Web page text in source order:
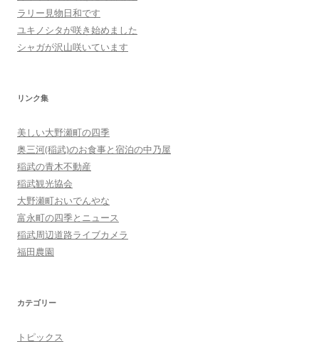
ラリー見物日和です
ユキノシタが咲き始めました
シャガが沢山咲いています
リンク集
美しい大野瀬町の四季
奥三河(稲武)のお食事と宿泊の中乃屋
稲武の青木不動産
稲武観光協会
大野瀬町おいでんやな
富永町の四季とニュース
稲武周辺道路ライブカメラ
福田農園
カテゴリー
トピックス